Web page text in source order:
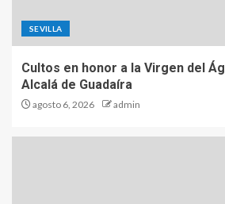
SEVILLA
Cultos en honor a la Virgen del
Alcalá de Guadaíra
agosto 6, 2026 admin